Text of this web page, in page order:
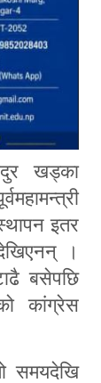
खड्का
इतर
।
बसेपछि
कांग्रेस
समयदेखि